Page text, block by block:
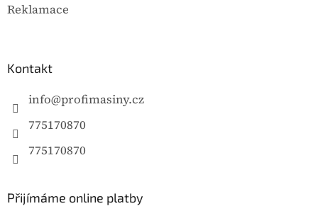
Reklamace
Kontakt
info@profimasiny.cz
775170870
775170870
Přijímáme online platby